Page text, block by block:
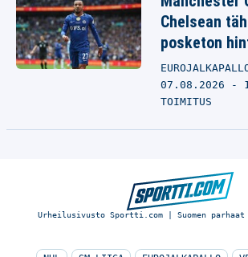
Chelsean
posketon
07.08.2026 -
TOIMITUS
Urheilusivusto Sportti.com | Suomen